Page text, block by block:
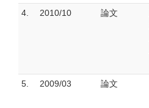
4. 2010/10 論文
5. 2009/03 論文